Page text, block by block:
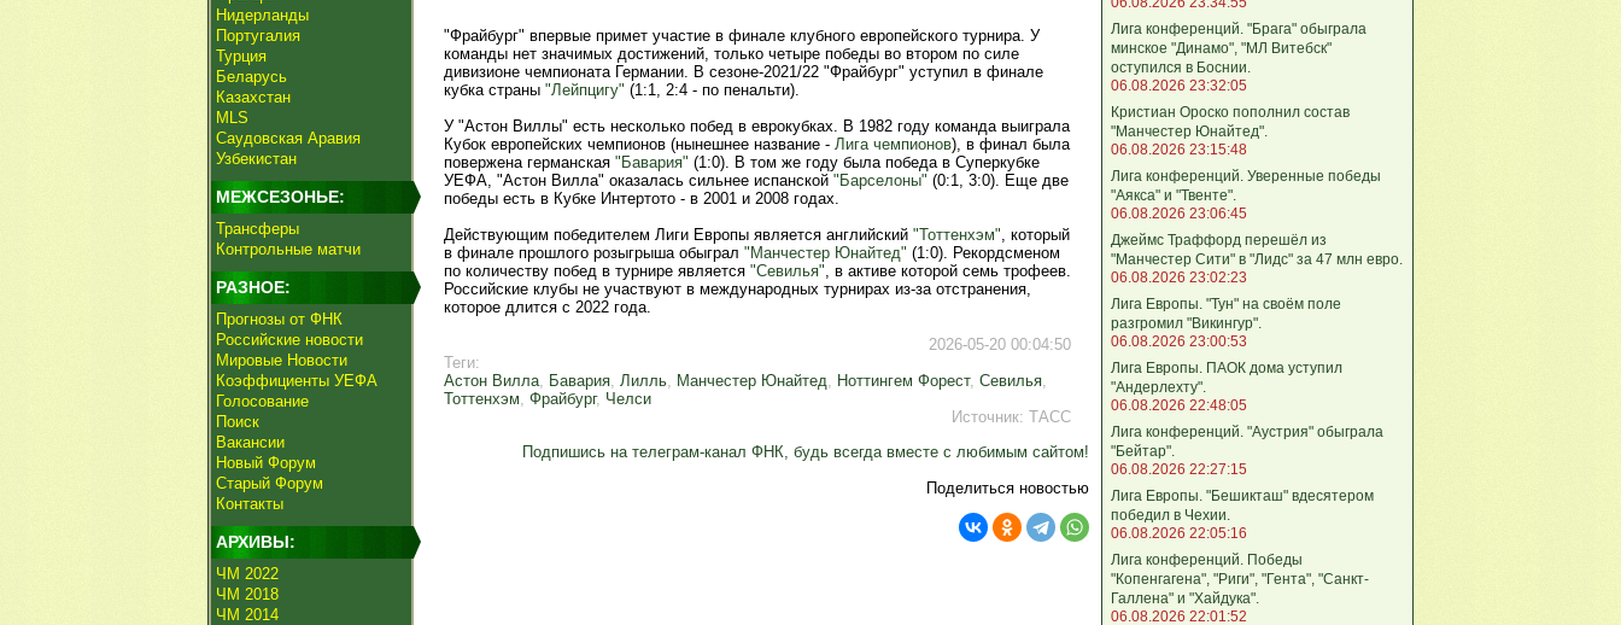
Нидерланды
Португалия
Турция
Беларусь
Казахстан
MLS
Саудовская Аравия
Узбекистан
МЕЖСЕЗОНЬЕ:
Трансферы
Контрольные матчи
РАЗНОЕ:
Прогнозы от ФНК
Российские новости
Мировые Новости
Коэффициенты УЕФА
Голосование
Поиск
Вакансии
Новый Форум
Старый Форум
Контакты
АРХИВЫ:
ЧМ 2022
ЧМ 2018
ЧМ 2014
"Фрайбург" впервые примет участие в финале клубного европейского турнира. У
команды нет значимых достижений, только четыре победы во втором по силе
дивизионе чемпионата Германии. В сезоне-2021/22 "Фрайбург" уступил в финале
кубка страны "Лейпцигу" (1:1, 2:4 - по пенальти).
У "Астон Виллы" есть несколько побед в еврокубках. В 1982 году команда выиграла
Кубок европейских чемпионов (нынешнее название - Лига чемпионов), в финал была
повержена германская "Бавария" (1:0). В том же году была победа в Суперкубке
УЕФА, "Астон Вилла" оказалась сильнее испанской "Барселоны" (0:1, 3:0). Еще две
победы есть в Кубке Интертото - в 2001 и 2008 годах.
Действующим победителем Лиги Европы является английский "Тоттенхэм", который
в финале прошлого розыгрыша обыграл "Манчестер Юнайтед" (1:0). Рекордсменом
по количеству побед в турнире является "Севилья", в активе которой семь трофеев.
Российские клубы не участвуют в международных турнирах из-за отстранения,
которое длится с 2022 года.
2026-05-20 00:04:50
Теги:
Астон Вилла, Бавария, Лилль, Манчестер Юнайтед, Ноттингем Форест, Севилья,
Тоттенхэм, Фрайбург, Челси
Источник: ТАСС
Подпишись на телеграм-канал ФНК, будь всегда вместе с любимым сайтом!
Поделиться новостью
Лига кoнференций. "Брага" обыграла
минское "Динамо", "МЛ Витебск"
оступился в Боснии.
06.08.2026 23:32:05
Кристиан Ороско пополнил состав
"Манчестер Юнайтед".
06.08.2026 23:15:48
Лига кoнференций. Уверенные победы
"Аякса" и "Твенте".
06.08.2026 23:06:45
Джеймс Траффорд перешёл из
"Манчестер Сити" в "Лидс" за 47 млн евро.
06.08.2026 23:02:23
Лига Европы. "Тун" на своём поле
разгромил "Викингур".
06.08.2026 23:00:53
Лига Европы. ПАОК дома уступил
"Андерлехту".
06.08.2026 22:48:05
Лига конференций. "Аустрия" обыграла
"Бейтар".
06.08.2026 22:27:15
Лига Европы. "Бешикташ" вдесятером
победил в Чехии.
06.08.2026 22:05:16
Лига конференций. Победы
"Копенгагена", "Риги", "Гента", "Санкт-
Галлена" и "Хайдука".
06.08.2026 22:01:52